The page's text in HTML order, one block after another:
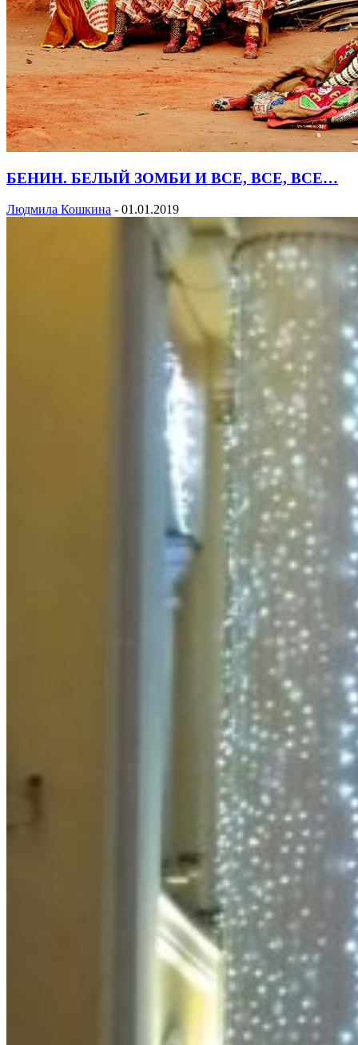
БЕНИН. БЕЛЫЙ ЗОМБИ И ВСЕ, ВСЕ, ВСЕ…
Людмила Кошкина - 01.01.2019